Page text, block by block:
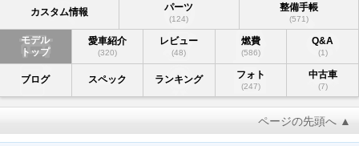
カスタム情報 パーツ
(124)
整備手帳
(571)
モデル
トップ
愛車紹介
(320)
レビュー
(48)
燃費
(586)
Q&A
(1)
ブログ スペック ランキング フォト
(247)
中古車
(7)
ページの先頭へ ▲